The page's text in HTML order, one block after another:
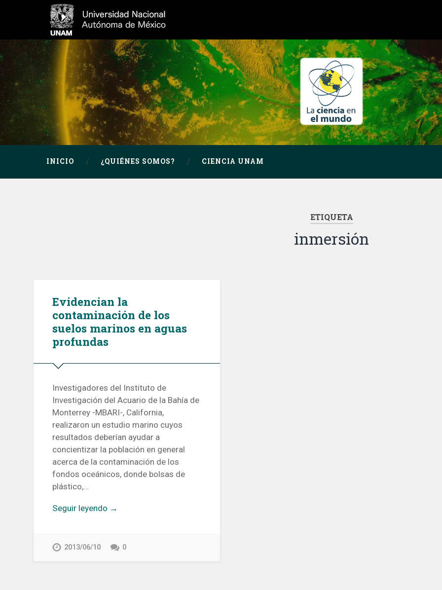
INICIO ¿QUIÉNES SOMOS? CIENCIA UNAM
ETIQUETA
inmersión
Evidencian la
contaminación de los
suelos marinos en aguas
profundas
Investigadores del Instituto de
Investigación del Acuario de la Bahía de
Monterrey -MBARI-, California,
realizaron un estudio marino cuyos
resultados deberían ayudar a
concientizar la población en general
acerca de la contaminación de los
fondos oceánicos, donde bolsas de
plástico,…
Seguir leyendo →
2013/06/10 0